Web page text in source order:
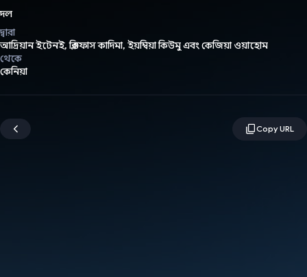
দল
দ্বারা
আদ্রিয়ান ইটেনই, ক্লিওফাস কাদিমা, ইয়ম্বিয়া কিউমু এবং কেজিয়া ওয়াহোম
থেকে
কেনিয়া